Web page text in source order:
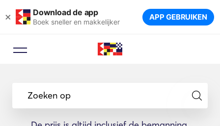
× Download de app
Boek sneller en makkelijker APP GEBRUIKEN
Zoeken op